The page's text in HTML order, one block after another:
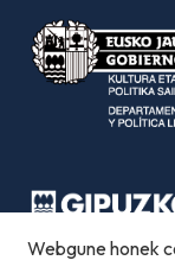
Webgune honek